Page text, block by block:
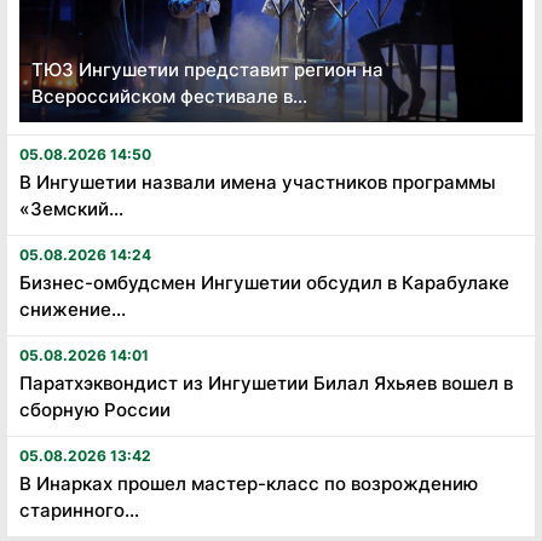
ТЮЗ Ингушетии представит регион на
Всероссийском фестивале в...
05.08.2026 14:50
В Ингушетии назвали имена участников программы
«Земский...
05.08.2026 14:24
Бизнес-омбудсмен Ингушетии обсудил в Карабулаке
снижение...
05.08.2026 14:01
Паратхэквондист из Ингушетии Билал Яхьяев вошел в
сборную России
05.08.2026 13:42
В Инарках прошел мастер-класс по возрождению
старинного...